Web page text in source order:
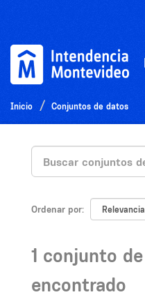
Inicio Conjuntos de datos
Ordenar por
1 conjunto
encontrado